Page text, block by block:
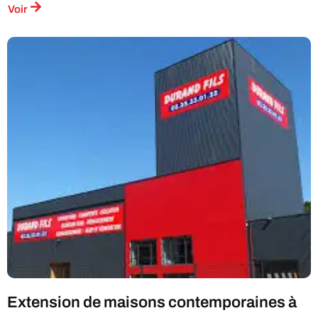
Voir
Extension de maisons contemporaines à